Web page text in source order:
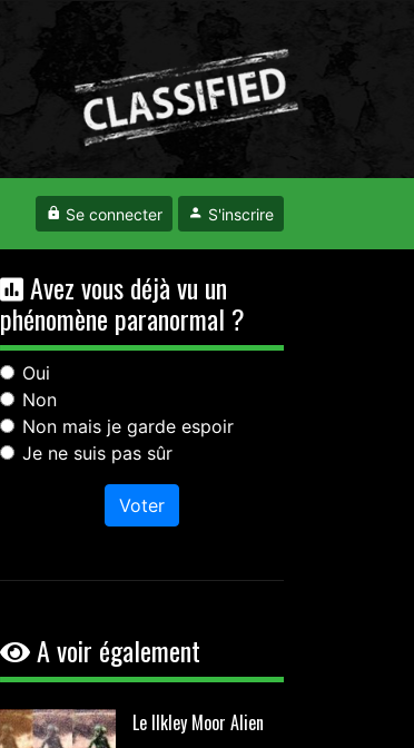
Se connecter S'inscrire
Avez vous déjà vu un
phénomène paranormal ?
Oui
Non
Non mais je garde espoir
Je ne suis pas sûr
Voter
A voir également
Le Ilkley Moor Alien